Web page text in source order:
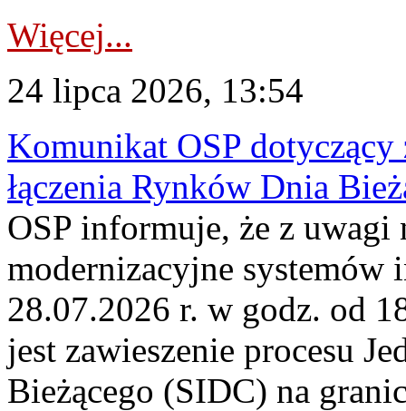
Więcej...
24 lipca 2026, 13:54
Komunikat OSP dotyczący
łączenia Rynków Dnia
OSP informuje, że z uwagi
modernizacyjne
28.07.2026 r. w godz. od
jest zawieszenie procesu
Bieżącego (SIDC) na